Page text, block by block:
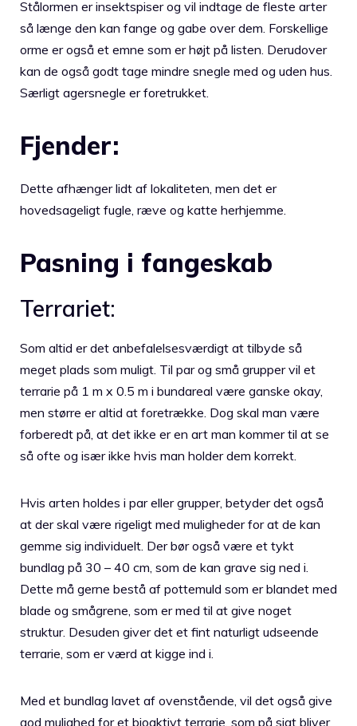
Stålormen er insektspiser og vil indtage de fleste arter
så længe den kan fange og gabe over dem. Forskellige
orme er også et emne som er højt på listen. Derudover
kan de også godt tage mindre snegle med og uden hus.
Særligt agersnegle er foretrukket.
Fjender:
Dette afhænger lidt af lokaliteten, men det er
hovedsageligt fugle, ræve og katte herhjemme.
Pasning i fangeskab
Terrariet:
Som altid er det anbefalelsesværdigt at tilbyde så
meget plads som muligt. Til par og små grupper vil et
terrarie på 1 m x 0.5 m i bundareal være ganske okay,
men større er altid at foretrække. Dog skal man være
forberedt på, at det ikke er en art man kommer til at se
så ofte og især ikke hvis man holder dem korrekt.
Hvis arten holdes i par eller grupper, betyder det også
at der skal være rigeligt med muligheder for at de kan
gemme sig individuelt. Der bør også være et tykt
bundlag på 30 – 40 cm, som de kan grave sig ned i.
Dette må gerne bestå af pottemuld som er blandet med
blade og smågrene, som er med til at give noget
struktur. Desuden giver det et fint naturligt udseende
terrarie, som er værd at kigge ind i.
Med et bundlag lavet af ovenstående, vil det også give
god mulighed for et bioaktivt terrarie, som på sigt bliver